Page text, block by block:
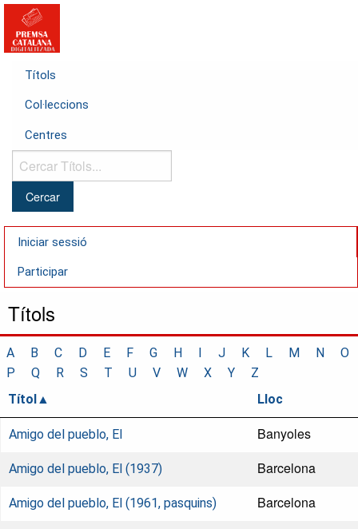
Títols
Col·leccions
Centres
Cercar
Títols...
Iniciar sessió
Participar
Títols
A B C D E F G H I J K L M N
O
P
Q R S T U V W X Y
Z
Títol
Lloc
Amigo del pueblo, El Banyoles
Amigo del pueblo, El (1937) Barcelona
Amigo del pueblo, El (1961, pasquins) Barcelona